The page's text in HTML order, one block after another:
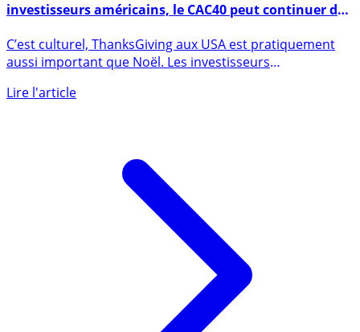
Bourse / ThanksGiving puis Black Friday : sans les
investisseurs américains, le CAC40 peut continuer de
comater tranquillement
aussi important que Noël. Les investisseurs